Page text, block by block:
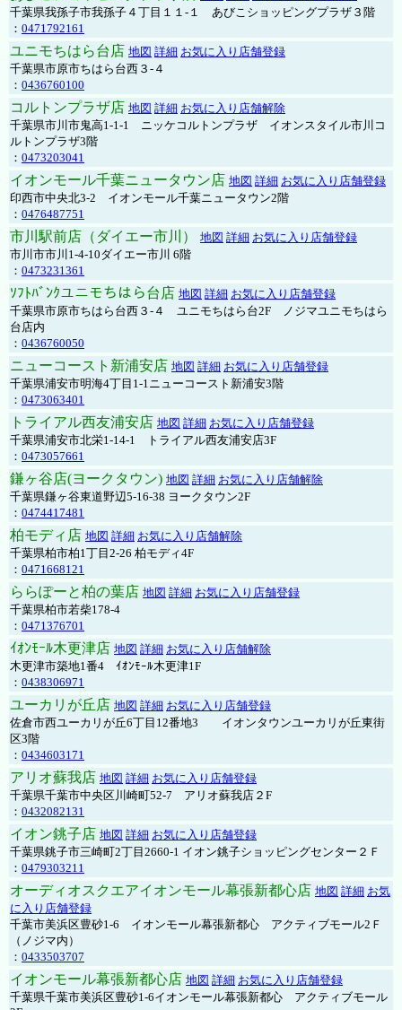
千葉県我孫子市我孫子４丁目１１-１ あびこショッピングプラザ３階
： 0471792161
ユニモちはら台店 地図 詳細 お気に入り店舗登録
千葉県市原市ちはら台西３-４
： 0436760100
コルトンプラザ店 地図 詳細 お気に入り店舗解除
千葉県市川市鬼高1-1-1 ニッケコルトンプラザ イオンスタイル市川コ
ルトンプラザ3階
： 0473203041
イオンモール千葉ニュータウン店 地図 詳細 お気に入り店舗登録
印西市中央北3-2 イオンモール千葉ニュータウン2階
： 0476487751
市川駅前店（ダイエー市川） 地図 詳細 お気に入り店舗登録
市川市市川1-4-10ダイエー市川 6階
： 0473231361
ｿﾌﾄﾊﾞﾝｸユニモちはら台店 地図 詳細 お気に入り店舗登録
千葉県市原市ちはら台西３-４ ユニモちはら台2F ノジマユニモちはら
台店内
： 0436760050
ニューコースト新浦安店 地図 詳細 お気に入り店舗登録
千葉県浦安市明海4丁目1-1ニューコースト新浦安3階
： 0473063401
トライアル西友浦安店 地図 詳細 お気に入り店舗登録
千葉県浦安市北栄1-14-1 トライアル西友浦安店3F
： 0473057661
鎌ヶ谷店(ヨークタウン) 地図 詳細 お気に入り店舗解除
千葉県鎌ヶ谷東道野辺5-16-38 ヨークタウン2F
： 0474417481
柏モディ店 地図 詳細 お気に入り店舗解除
千葉県柏市柏1丁目2-26 柏モディ4F
： 0471668121
ららぽーと柏の葉店 地図 詳細 お気に入り店舗登録
千葉県柏市若柴178-4
： 0471376701
ｲｵﾝﾓｰﾙ木更津店 地図 詳細 お気に入り店舗解除
木更津市築地1番4 ｲｵﾝﾓｰﾙ木更津1F
： 0438306971
ユーカリが丘店 地図 詳細 お気に入り店舗登録
佐倉市西ユーカリが丘6丁目12番地3 イオンタウンユーカリが丘東街
区3階
： 0434603171
アリオ蘇我店 地図 詳細 お気に入り店舗登録
千葉県千葉市中央区川崎町52-7 アリオ蘇我店２F
： 0432082131
イオン銚子店 地図 詳細 お気に入り店舗登録
千葉県銚子市三崎町2丁目2660-1 イオン銚子ショッピングセンター２Ｆ
： 0479303211
オーディオスクエアイオンモール幕張新都心店 地図 詳細 お気
に入り店舗登録
千葉市美浜区豊砂1-6 イオンモール幕張新都心 アクティブモール2Ｆ
（ノジマ内）
： 0433503707
イオンモール幕張新都心店 地図 詳細 お気に入り店舗登録
千葉県千葉市美浜区豊砂1-6イオンモール幕張新都心 アクティブモール